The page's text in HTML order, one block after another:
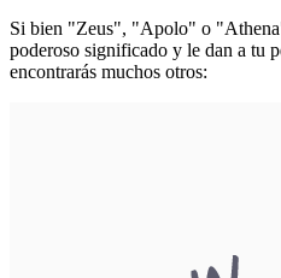
Si bien "Zeus", "Apolo" o
poderoso significado y le dan a tu
encontrarás muchos otros: